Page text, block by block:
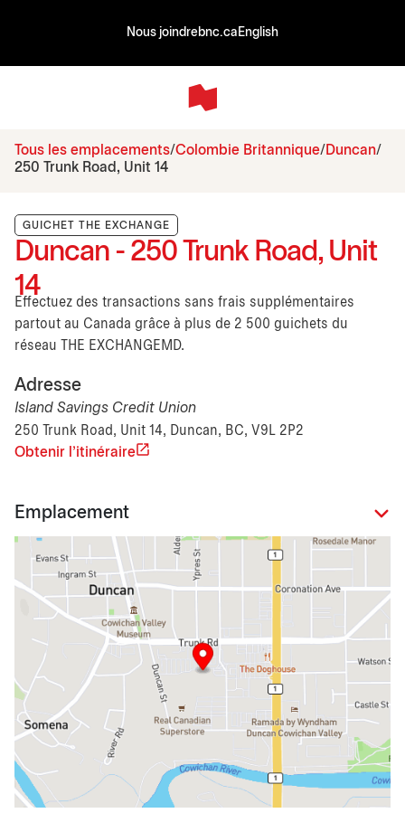
Nous joindrebnc.ca English
Tous les emplacements Colombie Britannique Duncan
250 Trunk Road, Unit 14
GUICHET THE EXCHANGE
Duncan - 250 Trunk Road, Unit
14
Effectuez des transactions sans frais supplémentaires
partout au Canada grâce à plus de 2 500 guichets du
réseau THE EXCHANGEMD.
Adresse
Island Savings Credit Union
250 Trunk Road, Unit 14, Duncan, BC, V9L 2P2
Obtenir l'itinéraire
Emplacement